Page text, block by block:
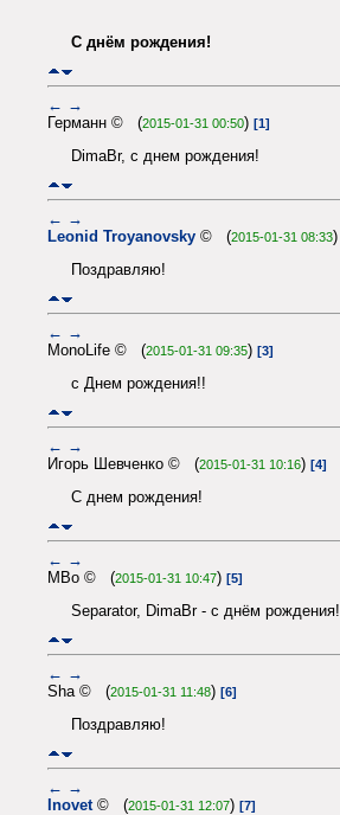
С днём рождения!
← →
Германн © (2015-01-31 00:50) [1]
DimaBr, с днем рождения!
← →
Leonid Troyanovsky © (2015-01-31 08:33)
Поздравляю!
← →
MonoLife © (2015-01-31 09:35) [3]
с Днем рождения!!
← →
Игорь Шевченко © (2015-01-31 10:16) [4]
С днем рождения!
← →
MBo © (2015-01-31 10:47) [5]
Separator, DimaBr - с днём рождения!
← →
Sha © (2015-01-31 11:48) [6]
Поздравляю!
← →
Inovet © (2015-01-31 12:07) [7]